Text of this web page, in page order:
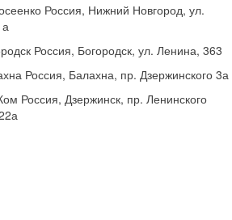
Россия, Нижний Новгород, ул.
Россия, Богородск, ул. Ленина, 363
Россия, Балахна, пр. Дзержинского 3а
Россия, Дзержинск, пр. Ленинского